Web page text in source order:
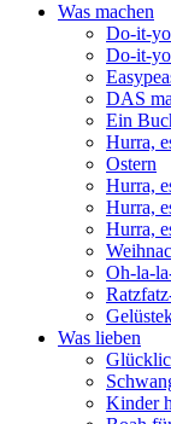
Was machen
Do-it-
Do-it-
DAS
Ein
Hurra,
Ostern
Hurra,
Hurra,
Hurra,
Oh-la-
Was lieben
Kinder